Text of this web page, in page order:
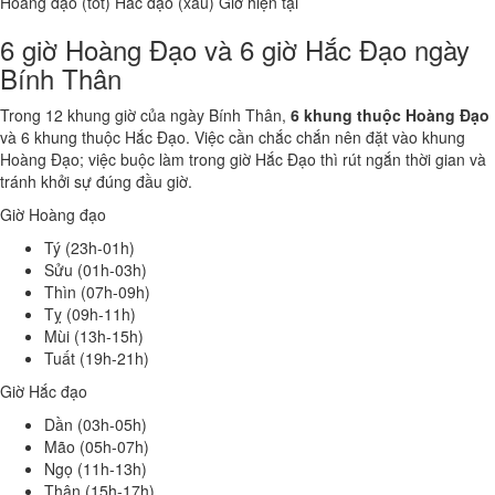
6 giờ Hoàng Đạo và 6 giờ Hắc Đạo ngày
Bính Thân
Trong 12 khung giờ của ngày Bính Thân, 6 khung thuộc Hoàng Đạo
và 6 khung thuộc Hắc Đạo. Việc cần chắc chắn nên đặt vào khung
Hoàng Đạo; việc buộc làm trong giờ Hắc Đạo thì rút ngắn thời gian và
tránh khởi sự đúng đầu giờ.
Giờ Hoàng đạo
Tý (23h-01h)
Sửu (01h-03h)
Thìn (07h-09h)
Tỵ (09h-11h)
Mùi (13h-15h)
Tuất (19h-21h)
Giờ Hắc đạo
Dần (03h-05h)
Mão (05h-07h)
Ngọ (11h-13h)
Thân (15h-17h)